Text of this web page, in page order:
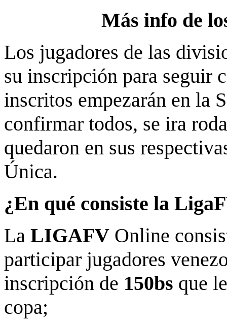
Más info de
Los jugadores de las
su inscripción para seguir
inscritos empezarán en la
confirmar todos, se ira
quedaron en sus
Única.
¿En qué consiste la
La LIGAFV Online
participar jugadores
inscripción de 150bs que
copa;